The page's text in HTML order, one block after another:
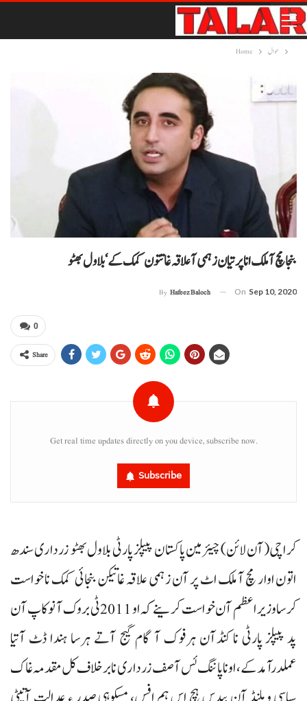
Home حوال
بنجا مچ آ ملک انا پر تیان زہمی آ علاقہ غاتتون کمک کے‘ بلاول بھٹو
By Hafeez Baloch On Sep 10, 2020
0
Share
Get real time updates directly on you device, subscribe now.
Subscribe
کراچی(آن لائن) چیئرمین پاکستان پیپلز پارٹی بلاول بھٹو زرداری سندھ
اتون اوار مچ آ ملک اٹ پر آن زہمی علاقہ غاتیکن بنجائی کمک نا خواست
کرسا وزیراعظم آن خواست کرینے کہ او 2011 ٹی بروک آ نوکاپ آن
پد پیپلز پارٹی نا کنڈآن ہرفوک آ گام گیج آتے ہرسا ہندا ڈٹ آتیا
عملدرآمد کے، اونا پاننگ ئس آصف زرداری نا برخلاف کل مقدمہ غاک